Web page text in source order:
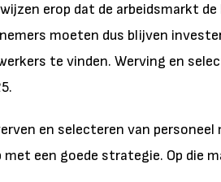
wijzen erop dat de arbeidsmarkt
moeten dus blijven
te vinden. Werving en
en selecteren van personeel
met een goede strategie. Op die